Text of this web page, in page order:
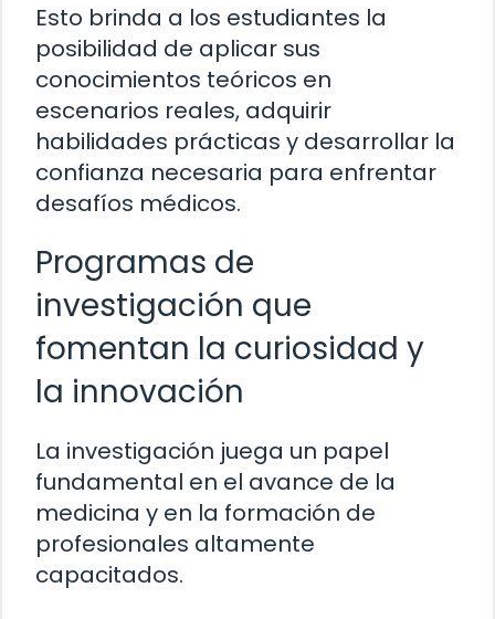
Esto brinda a los estudiantes la
posibilidad de aplicar sus
conocimientos teóricos en
escenarios reales, adquirir
habilidades prácticas y desarrollar la
confianza necesaria para enfrentar
desafíos médicos.
Programas de
investigación que
fomentan la curiosidad y
la innovación
La investigación juega un papel
fundamental en el avance de la
medicina y en la formación de
profesionales altamente
capacitados.